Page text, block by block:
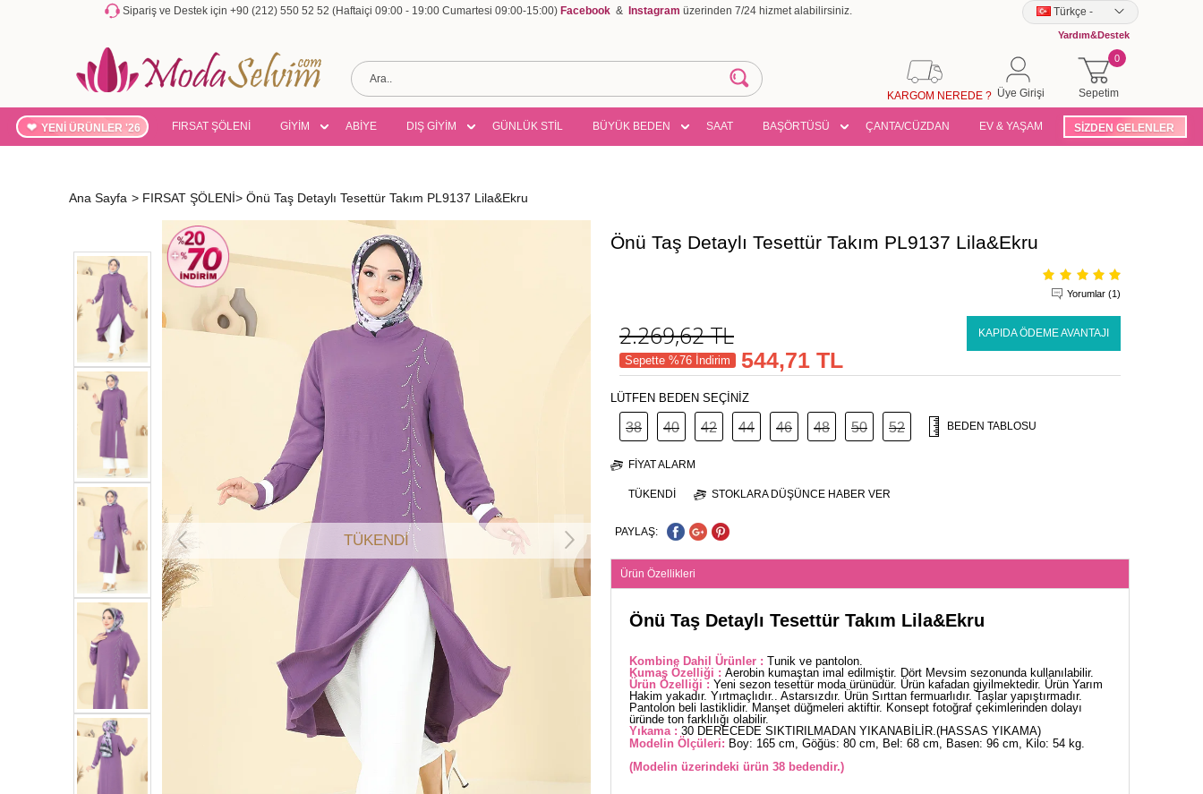
Sipariş ve Destek için +90 (212) 550 52 52 (Haftaiçi 09:00 - 19:00 Cumartesi 09:00-15:00) Facebook & Instagram üzerinden 7/24 hizmet alabilirsiniz. Türkçe -
Yardım&Destek
Sepetim
0
Üye Girişi
KARGOM NEREDE ?
YENİ ÜRÜNLER '26 FIRSAT ŞÖLENİ GİYİM ABİYE DIŞ GİYİM GÜNLÜK STİL BÜYÜK BEDEN SAAT BAŞÖRTÜSÜ ÇANTA/CÜZDAN EV & YAŞAM SİZDEN GELENLER
Ana Sayfa > FIRSAT ŞÖLENİ> Önü Taş Detaylı Tesettür Takım PL9137 Lila&Ekru
TÜKENDİ
Önü Taş Detaylı Tesettür Takım PL9137 Lila&Ekru
Yorumlar (1)
2.269,62TL KAPIDA ÖDEME AVANTAJI
Sepette %76 İndirim 544,71 TL
LÜTFEN BEDEN SEÇİNİZ
38 40 42 44 46 48 50 52 BEDEN TABLOSU
FIYAT ALARM
TÜKENDI STOKLARA DÜŞÜNCE HABER VER
PAYLAŞ:
Ürün Özellikleri
Önü Taş Detaylı Tesettür Takım Lila&Ekru
Kombine Dahil Ürünler : Tunik ve pantolon.
Kumaş Özelliği : Aerobin kumaştan imal edilmiştir. Dört Mevsim sezonunda kullanılabilir.
Ürün Özelliği : Yeni sezon tesettür moda ürünüdür. Ürün kafadan giyilmektedir. Ürün Yarım
Hakim yakadır. Yırtmaçlıdır.. Astarsızdır. Ürün Sırttan fermuarlıdır. Taşlar yapıştırmadır.
Pantolon beli lastiklidir. Manşet düğmeleri aktiftir. Konsept fotoğraf çekimlerinden dolayı
üründe ton farklılığı olabilir.
Yıkama : 30 DERECEDE SIKTIRILMADAN YIKANABİLİR.(HASSAS YIKAMA)
Modelin Ölçüleri: Boy: 165 cm, Göğüs: 80 cm, Bel: 68 cm, Basen: 96 cm, Kilo: 54 kg.
(Modelin üzerindeki ürün 38 bedendir.)